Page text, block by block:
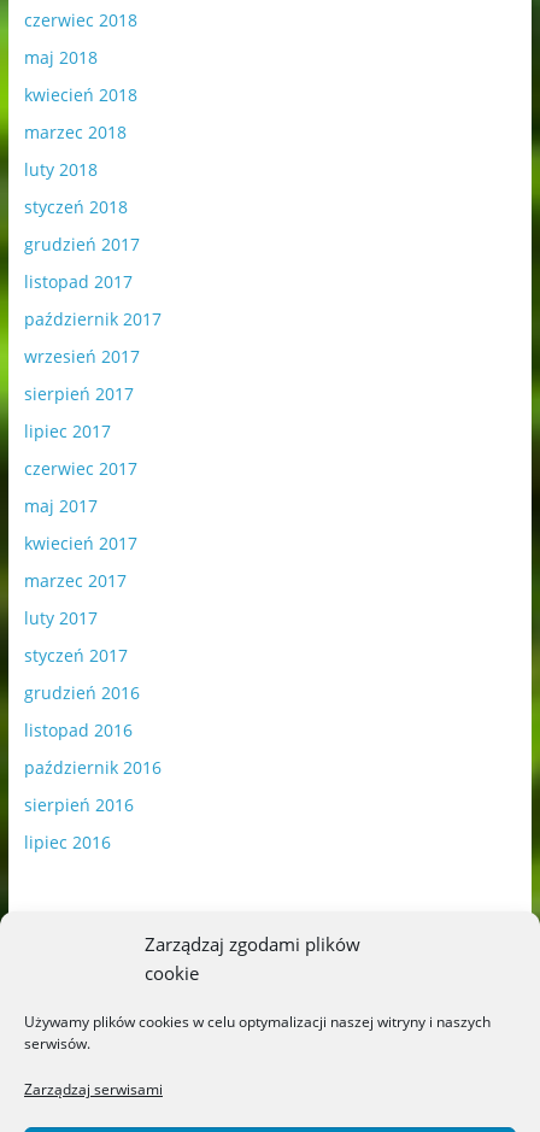
Zarządzaj zgodami plików
cookie
Używamy plików cookies w celu optymalizacji naszej witryny i naszych
serwisów.
Zarządzaj serwisami
czerwiec 2018
maj 2018
kwiecień 2018
marzec 2018
luty 2018
styczeń 2018
grudzień 2017
listopad 2017
październik 2017
wrzesień 2017
sierpień 2017
lipiec 2017
czerwiec 2017
maj 2017
kwiecień 2017
marzec 2017
luty 2017
styczeń 2017
grudzień 2016
listopad 2016
październik 2016
sierpień 2016
lipiec 2016